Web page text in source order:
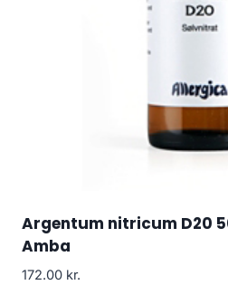
Argentum nitricum D20
Amba
172.00 kr.